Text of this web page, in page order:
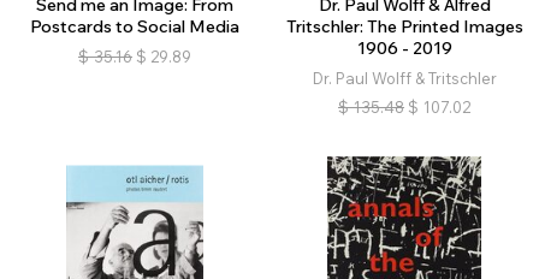
Send me an Image: From
Postcards to Social Media
$ 35.16 $ 29.89
Dr. Paul Wolff & Alfred
Tritschler: The Printed Images
1906 - 2019
Dr. Paul Wolff & Tritschler
$ 135.48 $ 107.02